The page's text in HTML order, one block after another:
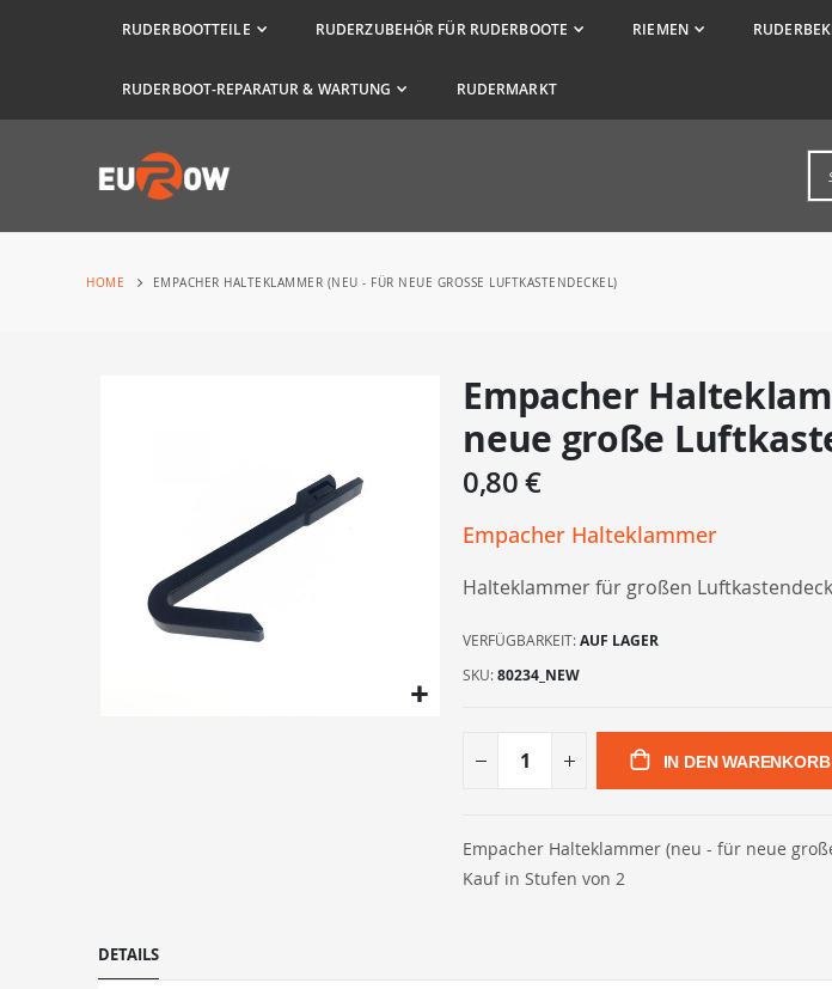
RUDERBOOTTEILE RUDERZUBEHÖR FÜR RUDERBOOTE RIEMEN
RUDERBOOT-REPARATUR & WARTUNG RUDERMARKT
HOME EMPACHER HALTEKLAMMER (NEU - FÜR NEUE GROSSE LUFTKASTENDECKEL)
Empacher
neue große
0,80 €
Empacher Halteklammer
Halteklammer für großen
VERFÜGBARKEIT:AUF LAGER
SKU 80234_NEW
IN DEN WARENKORB
Empacher Halteklammer (neu - für neue
Kauf in Stufen von 2
DETAILS